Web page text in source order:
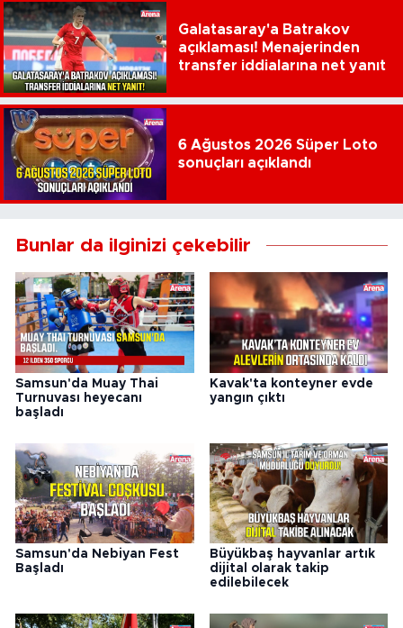
Galatasaray'a Batrakov
açıklaması! Menajerinden
transfer iddialarına net yanıt
6 Ağustos 2026 Süper Loto
sonuçları açıklandı
Bunlar da ilginizi çekebilir
Samsun'da Muay Thai
Turnuvası heyecanı
başladı
Kavak'ta konteyner evde
yangın çıktı
Samsun'da Nebiyan Fest
Başladı
Büyükbaş hayvanlar artık
dijital olarak takip
edilebilecek